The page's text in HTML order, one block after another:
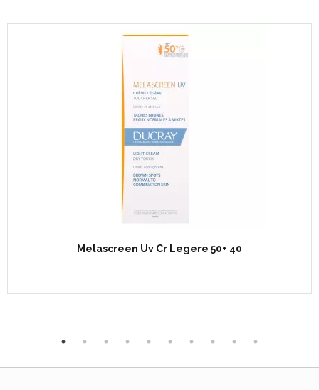
Melascreen Uv Cr Legere 50+ 40